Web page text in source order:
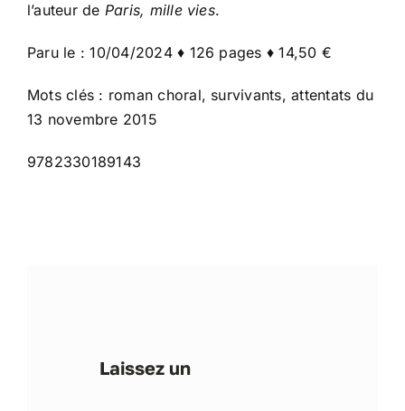
l’auteur de Paris, mille vies.
Paru le : 10/04/2024 ♦ 126 pages ♦ 14,50 €
Mots clés : roman choral, survivants, attentats du
13 novembre 2015
9782330189143
Laissez un